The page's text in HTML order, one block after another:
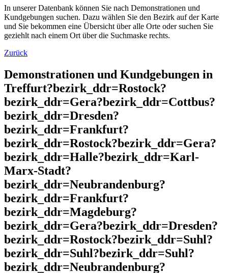
In unserer Datenbank können Sie nach Demonstrationen und
Kundgebungen suchen. Dazu wählen Sie den Bezirk auf der Karte
und Sie bekommen eine Übersicht über alle Orte oder suchen Sie
geziehlt nach einem Ort über die Suchmaske rechts.
Zurück
Demonstrationen und Kundgebungen in
Treffurt?bezirk_ddr=Rostock?
bezirk_ddr=Gera?bezirk_ddr=Cottbus?
bezirk_ddr=Dresden?
bezirk_ddr=Frankfurt?
bezirk_ddr=Rostock?bezirk_ddr=Gera?
bezirk_ddr=Halle?bezirk_ddr=Karl-
Marx-Stadt?
bezirk_ddr=Neubrandenburg?
bezirk_ddr=Frankfurt?
bezirk_ddr=Magdeburg?
bezirk_ddr=Gera?bezirk_ddr=Dresden?
bezirk_ddr=Rostock?bezirk_ddr=Suhl?
bezirk_ddr=Suhl?bezirk_ddr=Suhl?
bezirk_ddr=Neubrandenburg?